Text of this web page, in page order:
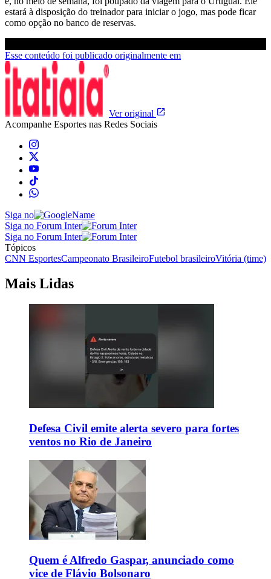
estará à disposição do treinador para iniciar o jogo, mas pode ficar
como opção no banco de reservas.
Esse conteúdo foi publicado originalmente em
Ver original
Acompanhe Esportes nas Redes Sociais
Siga no
Siga no Forum Inter
Siga no Forum Inter
Tópicos
CNN EsportesCampeonato BrasileiroFutebol brasileiroVitória (time)
Mais Lidas
Defesa Civil emite alerta severo para fortes
ventos no Rio de Janeiro
Quem é Alfredo Gaspar, anunciado como
vice de Flávio Bolsonaro